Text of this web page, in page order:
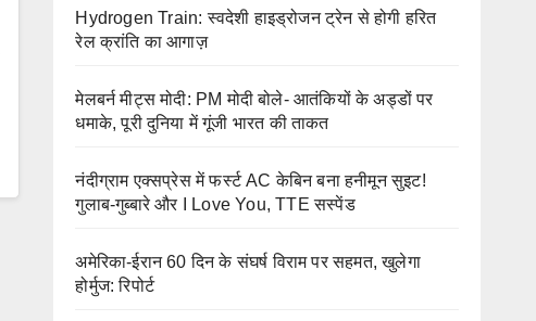
Hydrogen Train: स्वदेशी हाइड्रोजन ट्रेन से होगी हरित
रेल क्रांति का आगाज़
मेलबर्न मीट्स मोदी: PM मोदी बोले- आतंकियों के अड्डों पर
धमाके, पूरी दुनिया में गूंजी भारत की ताकत
नंदीग्राम एक्सप्रेस में फर्स्ट AC केबिन बना हनीमून सुइट!
गुलाब-गुब्बारे और I Love You, TTE सस्पेंड
अमेरिका-ईरान 60 दिन के संघर्ष विराम पर सहमत, खुलेगा
होर्मुज: रिपोर्ट